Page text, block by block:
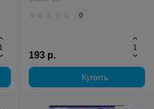
0
193 р.
Купить